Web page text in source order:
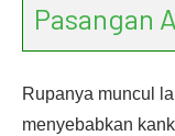
Pasangan
Rupanya muncul
menyebabkan